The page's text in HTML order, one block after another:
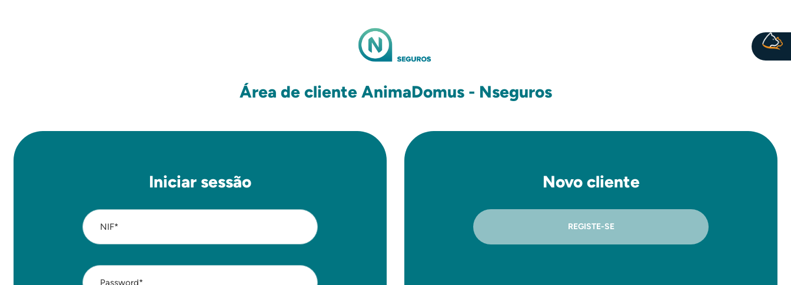
Área de cliente AnimaDomus - Nseguros
Iniciar sessão
NIF*
Password*
Novo cliente
REGISTE-SE